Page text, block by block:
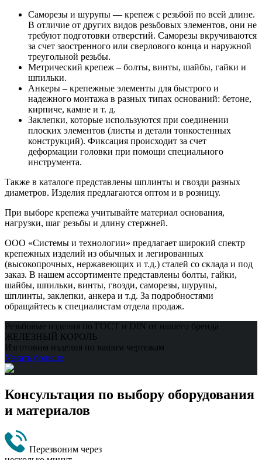
Саморезы и шурупы — крепеж с резьбой по всей длине.
В отличие от других видов резьбовых элементов, они не
требуют подготовки отверстий. Саморезы вкручиваются
за счет заостренного или сверлового конца и наружной
треугольной резьбы.
Метрический крепеж – болты, винты, шайбы, гайки и
шпильки.
Анкеры – крепежные элементы для быстрого и
надежного монтажа в разных типах оснований: бетоне,
кирпиче, камне и т. д.
Заклепки, которые используются при соединении
плоских элементов (листы и детали тонкостенных
конструкций). Фиксация происходит за счет
деформации головки при помощи специального
инструмента.
Также в каталоге представлены шплинты и гвозди разных
диаметров. Изделия предлагаются оптом и в розницу.
При выборе крепежа учитывайте материал основания,
нагрузки, шаг резьбы и длину стержней.
ООО «Системы и технологии» предлагает широкий спектр
крепежных изделий из обычных и легированных
(высокопрочных, нержавеющих и т.д.) сталей со склада и под
заказ. В нашем ассортименте представлены болты, гайки,
шайбы, шпильки, винты, гвозди, саморезы, шурупы,
шплинты, заклепки, анкера и т.д. За подробностями
обращайтесь к специалистам отдела продаж.
Резьбовые изделия по ГОСТ и DIN от нашего бренда
ЖЕЛЕЗНЫЙ КОРОЛЬ
Изготовим изделия по вашим чертежам
Узнать больше
Консультация по выбору оборудования
и материалов
Перезвоним через